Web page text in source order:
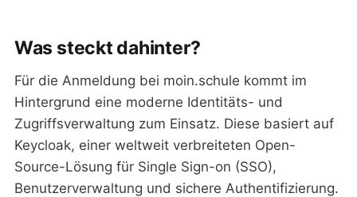
Was steckt dahinter?
Für die Anmeldung bei moin.schule kommt im
Hintergrund eine moderne Identitäts- und
Zugriffsverwaltung zum Einsatz. Diese basiert auf
Keycloak, einer weltweit verbreiteten Open-
Source-Lösung für Single Sign-on (SSO),
Benutzerverwaltung und sichere Authentifizierung.